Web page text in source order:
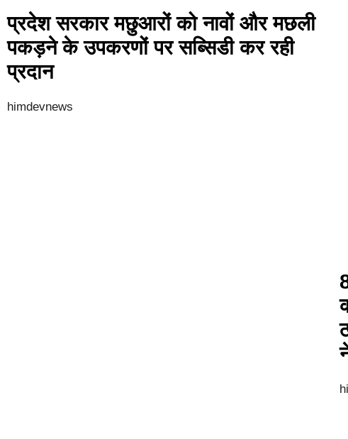
प्रदेश सरकार मछुआरों को नावों और मछली
पकड़ने के उपकरणों पर सब्सिडी कर रही
प्रदान
himdevnews